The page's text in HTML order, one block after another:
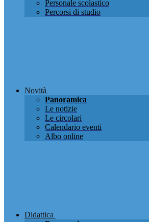
Personale scolastico
Percorsi di studio
Novità
Panoramica
Le notizie
Le circolari
Calendario eventi
Albo online
Didattica